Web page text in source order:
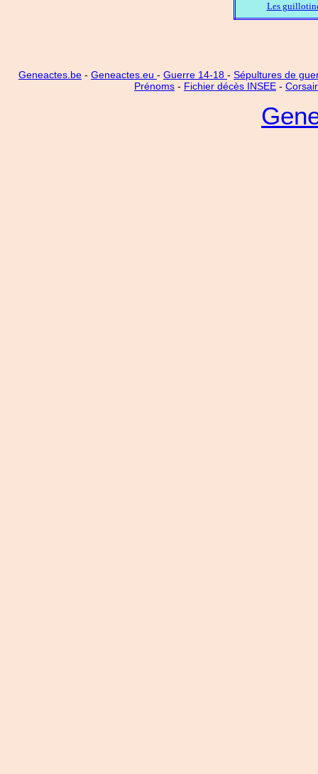
Les
Geneactes.be - Geneactes.eu - Guerre 14-18 - Sépultures de
Prénoms - Fichier décès INSEE -